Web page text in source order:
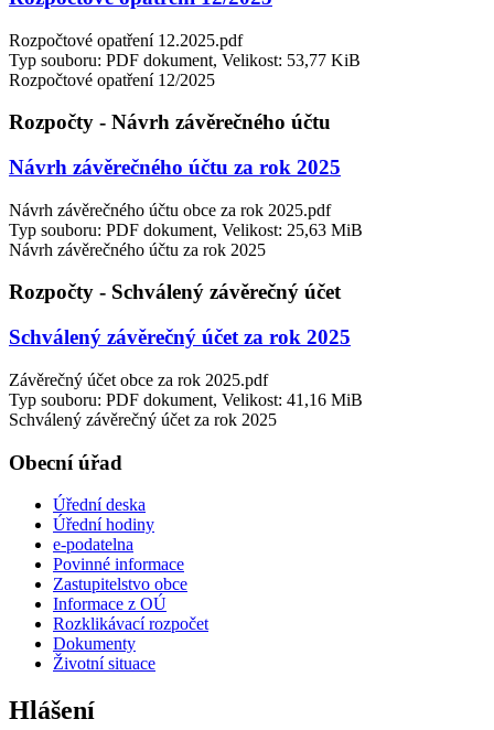
Rozpočtové opatření 12.2025.pdf
Typ souboru: PDF dokument, Velikost: 53,77 KiB
Rozpočtové opatření 12/2025
Rozpočty - Návrh závěrečného účtu
Návrh závěrečného účtu za rok 2025
Návrh závěrečného účtu obce za rok 2025.pdf
Typ souboru: PDF dokument, Velikost: 25,63 MiB
Návrh závěrečného účtu za rok 2025
Rozpočty - Schválený závěrečný účet
Schválený závěrečný účet za rok 2025
Závěrečný účet obce za rok 2025.pdf
Typ souboru: PDF dokument, Velikost: 41,16 MiB
Schválený závěrečný účet za rok 2025
Obecní úřad
Úřední deska
Úřední hodiny
e-podatelna
Povinné informace
Zastupitelstvo obce
Informace z OÚ
Rozklikávací rozpočet
Dokumenty
Životní situace
Hlášení